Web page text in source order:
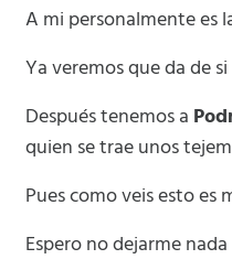
A mi personalmente es
Ya veremos que da de si
Después tenemos a
quien se trae unos
Pues como veis esto es
Espero no dejarme